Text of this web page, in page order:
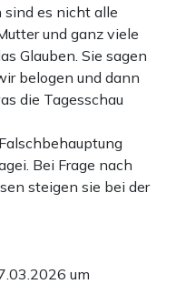
sind es nicht alle
und ganz viele
Glauben. Sie sagen
belogen und dann
die Tagesschau
Bei Frage nach
steigen sie bei der
um